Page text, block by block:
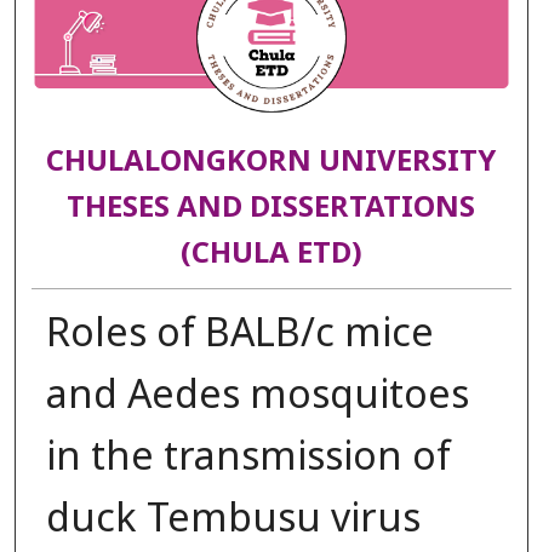
CHULALONGKORN UNIVERSITY
THESES AND DISSERTATIONS
(CHULA ETD)
Roles of BALB/c mice
and Aedes mosquitoes
in the transmission of
duck Tembusu virus